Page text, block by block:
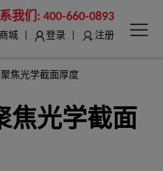
我们: 400-660-0893
城 登录 注册
焦光学截面厚度
焦光学截面